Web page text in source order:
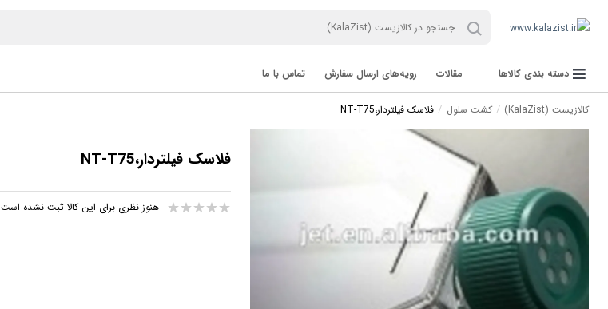
دسته بندی کالاها مقالات رویه‌های ارسال سفارش تماس با ما
کالازیست (KalaZist) کشت سلول فلاسک فیلتردار،NT-T75
فلاسک فیلتردار،NT-T75
هنوز نظری برای این کالا ثبت نشده است